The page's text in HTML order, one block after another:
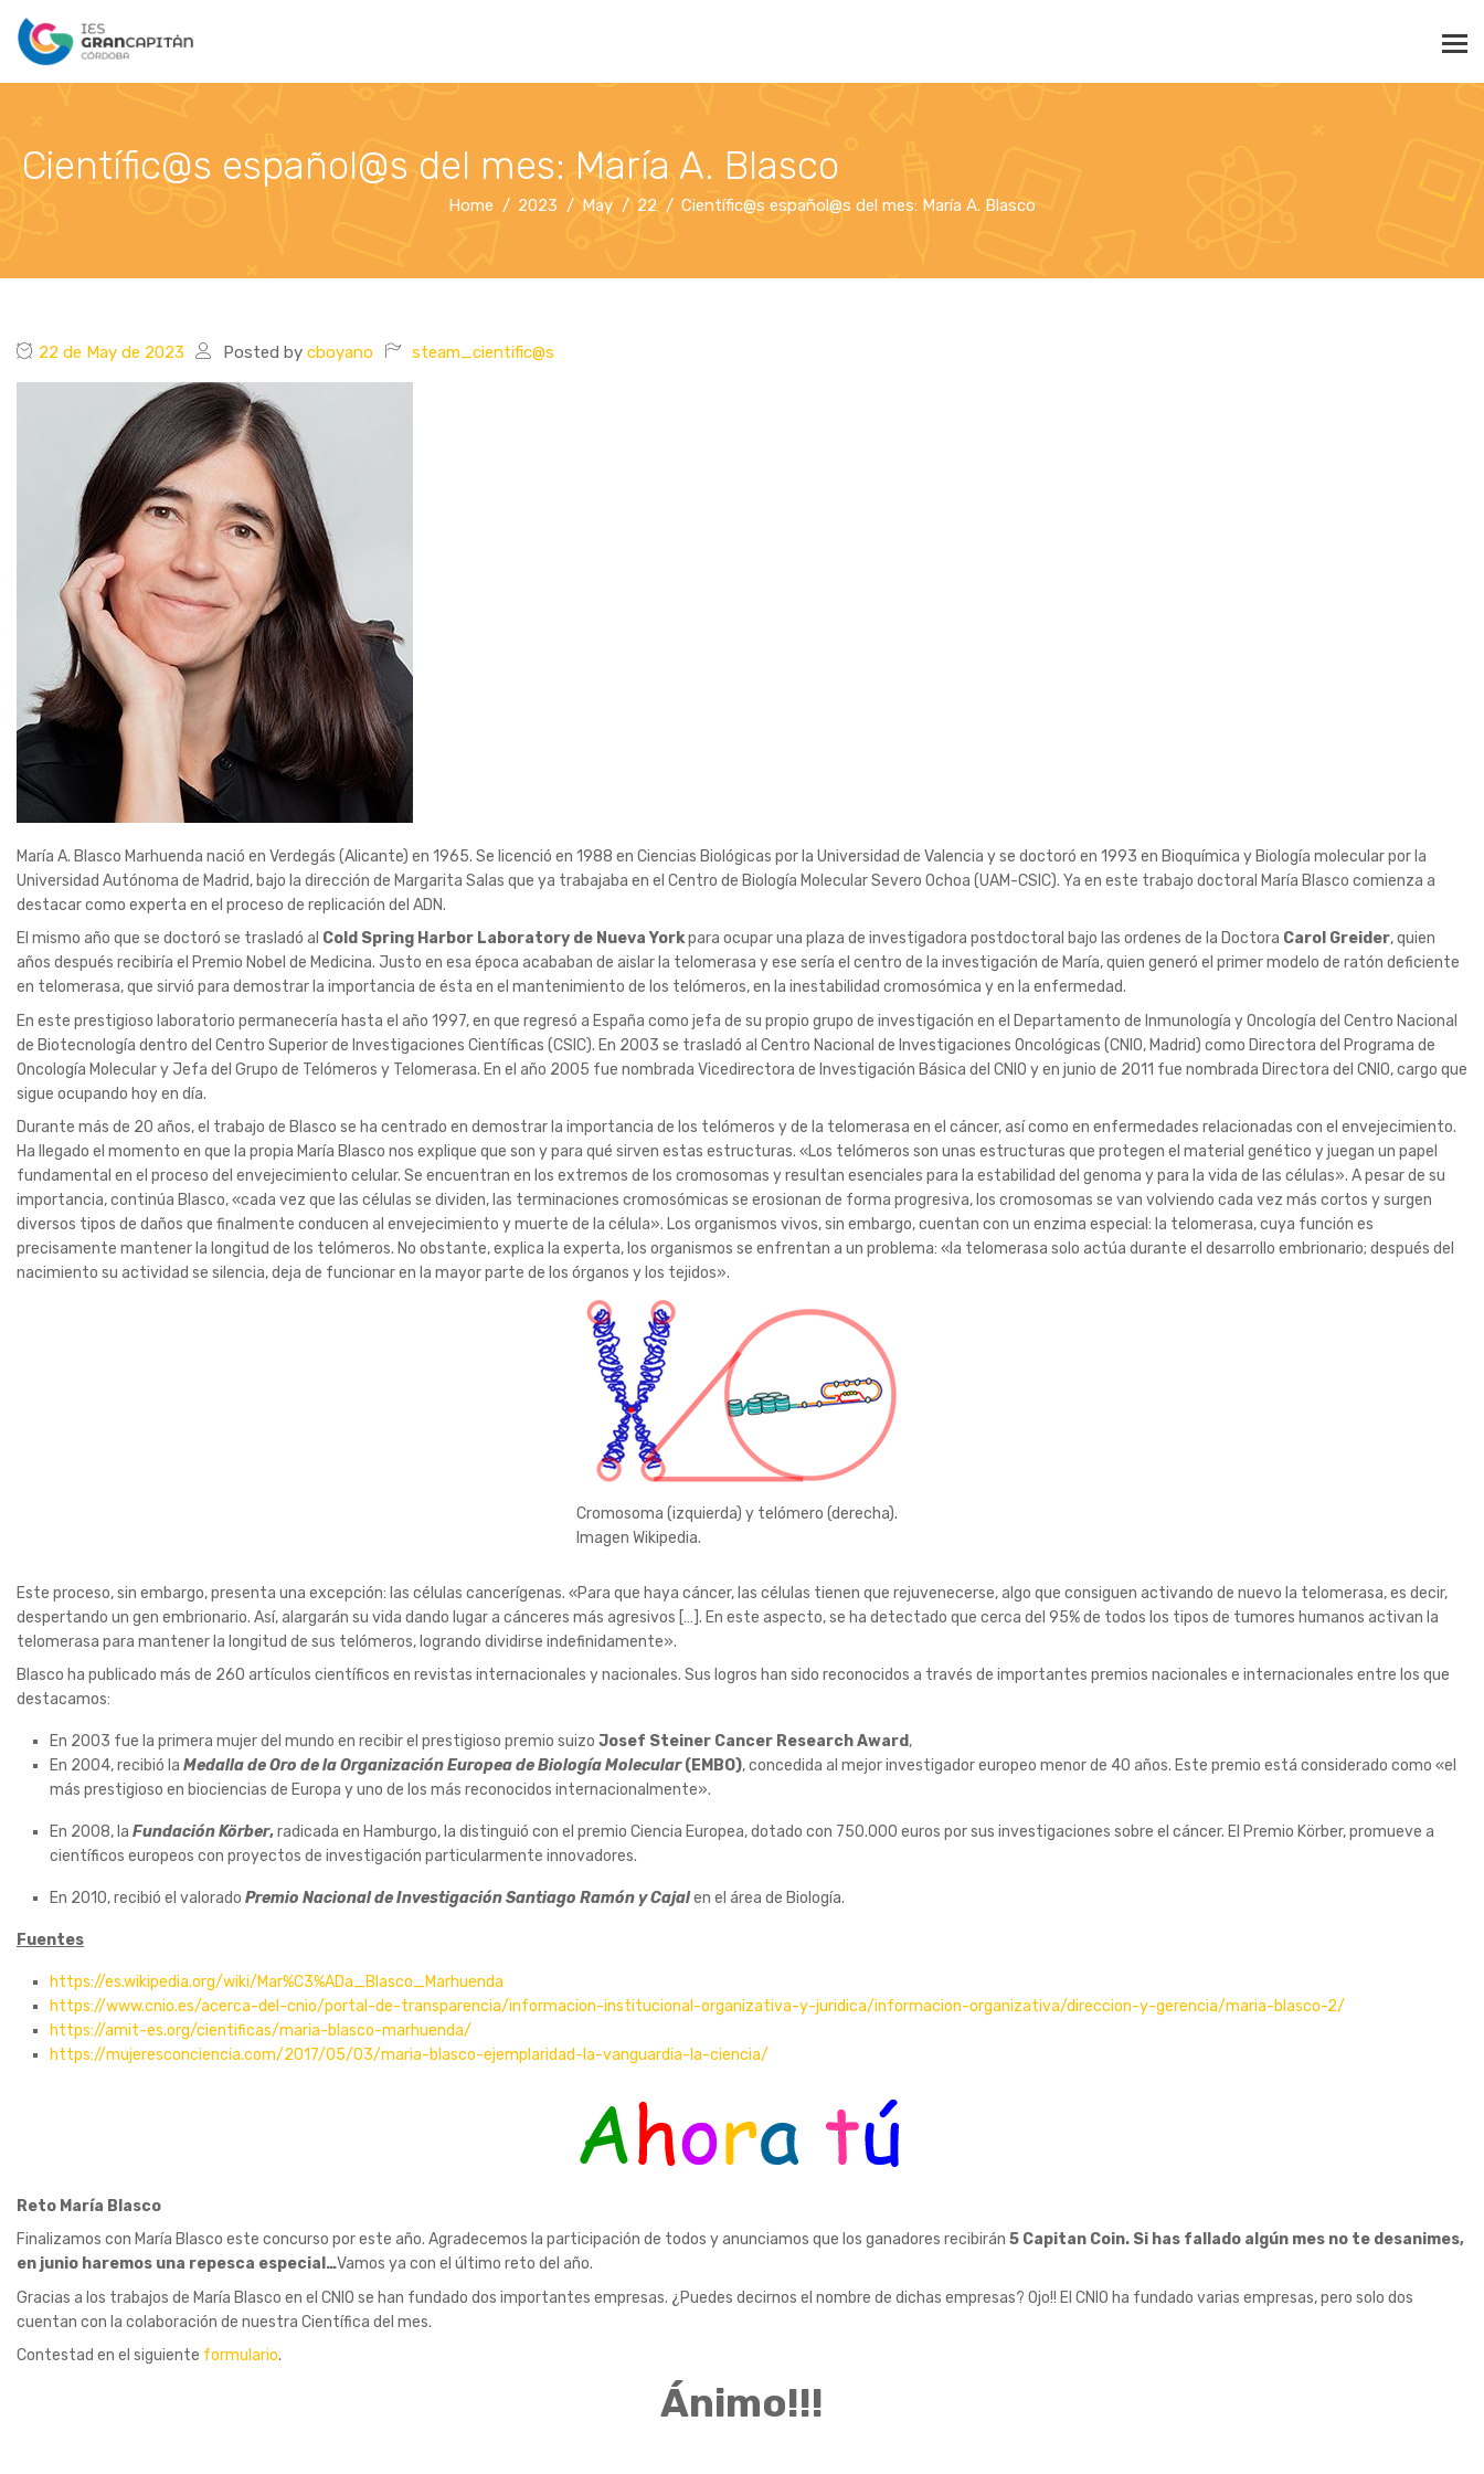
Científic@s español@s del mes: María A. Blasco
Home 2023 May 22 Científic@s español@s del mes: María A. Blasco
22 de May de 2023 Posted by cboyano steam_cientific@s
María A. Blasco Marhuenda nació en Verdegás (Alicante) en 1965. Se licenció en 1988 en Ciencias Biológicas por la Universidad de Valencia y se doctoró en 1993 en Bioquímica y Biología molecular por la
Universidad Autónoma de Madrid, bajo la dirección de Margarita Salas que ya trabajaba en el Centro de Biología Molecular Severo Ochoa (UAM-CSIC). Ya en este trabajo doctoral María Blasco comienza a
destacar como experta en el proceso de replicación del ADN.
El mismo año que se doctoró se trasladó al Cold Spring Harbor Laboratory de Nueva Yorkpara ocupar una plaza de investigadora postdoctoral bajo las ordenes de la Doctora Carol Greider, quien
años después recibiría el Premio Nobel de Medicina. Justo en esa época acababan de aislar la telomerasa y ese sería el centro de la investigación de María, quien generó el primer modelo de ratón deficiente
en telomerasa, que sirvió para demostrar la importancia de ésta en el mantenimiento de los telómeros, en la inestabilidad cromosómica y en la enfermedad.
En este prestigioso laboratorio permanecería hasta el año 1997, en que regresó a España como jefa de su propio grupo de investigación en el Departamento de Inmunología y Oncología del Centro Nacional
de Biotecnología dentro del Centro Superior de Investigaciones Científicas (CSIC). En 2003 se trasladó al Centro Nacional de Investigaciones Oncológicas (CNIO, Madrid) como Directora del Programa de
Oncología Molecular y Jefa del Grupo de Telómeros y Telomerasa. En el año 2005 fue nombrada Vicedirectora de Investigación Básica del CNIO y en junio de 2011 fue nombrada Directora del CNIO, cargo que
sigue ocupando hoy en día.
Durante más de 20 años, el trabajo de Blasco se ha centrado en demostrar la importancia de los telómeros y de la telomerasa en el cáncer, así como en enfermedades relacionadas con el envejecimiento.
Ha llegado el momento en que la propia María Blasco nos explique que son y para qué sirven estas estructuras. «Los telómeros son unas estructuras que protegen el material genético y juegan un papel
fundamental en el proceso del envejecimiento celular. Se encuentran en los extremos de los cromosomas y resultan esenciales para la estabilidad del genoma y para la vida de las células». A pesar de su
importancia, continúa Blasco, «cada vez que las células se dividen, las terminaciones cromosómicas se erosionan de forma progresiva, los cromosomas se van volviendo cada vez más cortos y surgen
diversos tipos de daños que finalmente conducen al envejecimiento y muerte de la célula». Los organismos vivos, sin embargo, cuentan con un enzima especial: la telomerasa, cuya función es
precisamente mantener la longitud de los telómeros. No obstante, explica la experta, los organismos se enfrentan a un problema: «la telomerasa solo actúa durante el desarrollo embrionario; después del
nacimiento su actividad se silencia, deja de funcionar en la mayor parte de los órganos y los tejidos».
Cromosoma (izquierda) y telómero (derecha).
Imagen Wikipedia.
Este proceso, sin embargo, presenta una excepción: las células cancerígenas. «Para que haya cáncer, las células tienen que rejuvenecerse, algo que consiguen activando de nuevo la telomerasa, es decir,
despertando un gen embrionario. Así, alargarán su vida dando lugar a cánceres más agresivos […]. En este aspecto, se ha detectado que cerca del 95% de todos los tipos de tumores humanos activan la
telomerasa para mantener la longitud de sus telómeros, logrando dividirse indefinidamente».
Blasco ha publicado más de 260 artículos científicos en revistas internacionales y nacionales. Sus logros han sido reconocidos a través de importantes premios nacionales e internacionales entre los que
destacamos:
En 2003 fue la primera mujer del mundo en recibir el prestigioso premio suizo Josef Steiner Cancer Research Award ,
En 2004, recibió la Medalla de Oro de la Organización Europea de Biología Molecular(EMBO), concedida al mejor investigador europeo menor de 40 años. Este premio está considerado como «el
más prestigioso en biociencias de Europa y uno de los más reconocidos internacionalmente».
En 2008, la Fundación Körber,radicada en Hamburgo, la distinguió con el premio Ciencia Europea, dotado con 750.000 euros por sus investigaciones sobre el cáncer. El Premio Körber, promueve a
científicos europeos con proyectos de investigación particularmente innovadores.
En 2010, recibió el valorado Premio Nacional de Investigación Santiago Ramón y Cajalen el área de Biología.
Fuentes
https://es.wikipedia.org/wiki/Mar%C3%ADa_Blasco_Marhuenda
https://www.cnio.es/acerca-del-cnio/portal-de-transparencia/informacion-institucional-organizativa-y-juridica/informacion-organizativa/direccion-y-gerencia/maria-blasco-2/
https://amit-es.org/cientificas/maria-blasco-marhuenda/
https://mujeresconciencia.com/2017/05/03/maria-blasco-ejemplaridad-la-vanguardia-la-ciencia/
Reto María Blasco
Finalizamos con María Blasco este concurso por este año. Agradecemos la participación de todos y anunciamos que los ganadores recibirán 5 Capitan Coin. Si has fallado algún mes no te desanimes,
en junio haremos una repesca especial…Vamos ya con el último reto del año.
Gracias a los trabajos de María Blasco en el CNIO se han fundado dos importantes empresas. ¿Puedes decirnos el nombre de dichas empresas? Ojo!! El CNIO ha fundado varias empresas, pero solo dos
cuentan con la colaboración de nuestra Científica del mes.
Contestad en el siguiente formulario.
Ánimo!!!